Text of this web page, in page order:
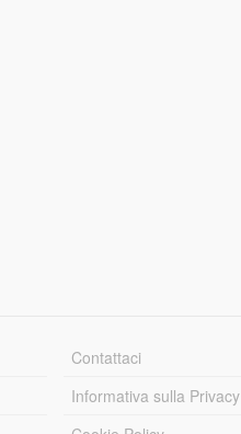
Contattaci
Informativa sulla Privacy